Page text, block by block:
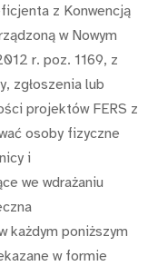
z Konwencją
w Nowym
r. poz. 1169, z
zgłoszenia lub
projektów FERS z
osoby fizyczne
i
we wdrażaniu
każdym poniższym
w formie